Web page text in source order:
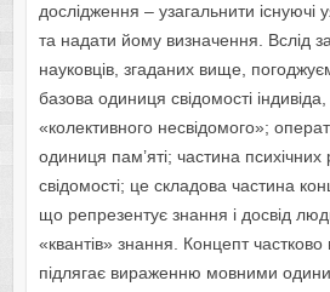
дослідження – узагальнити існуючі
та надати йому визначення. Вслід
науковців, згаданих вище,
базова одиниця свідомості
«колективного несвідомого»;
одиниця пам’яті; частина психічних
свідомості; це складова частина
що репрезентує знання і досвід
«квантів» знання. Концепт частково
підлягає вираженню мовними